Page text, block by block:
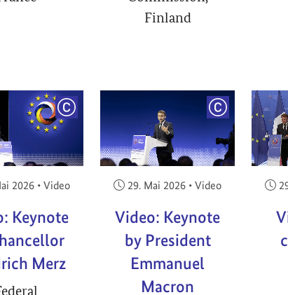
Finland
COPYRIGHT
am:
2026 • Video
Keynote
Merz
COPYRIGHT
Veröffentlicht am:
29. Mai 2026 • Video
Video: Keynote
by President
Emmanuel
Macron